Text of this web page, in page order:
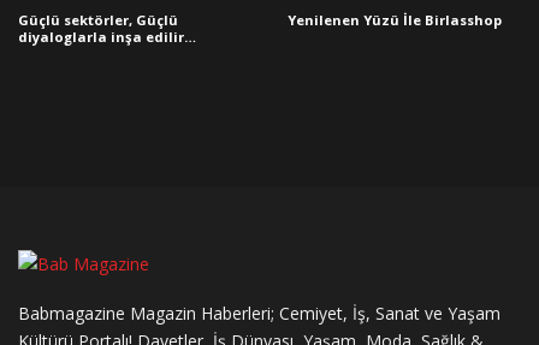
Güçlü sektörler, Güçlü
diyaloglarla inşa edilir…
Yenilenen Yüzü İle Birlasshop
Babmagazine Magazin Haberleri; Cemiyet, İş, Sanat ve Yaşam